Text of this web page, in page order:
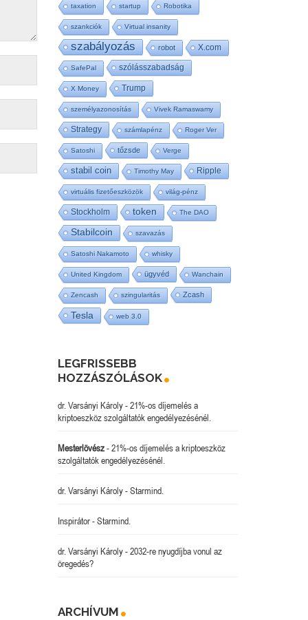
taxation startup Robotika
szankciók Virtual insanity
szabályozás robot X.com
SafePal szólásszabadság
X Money Trump
személyazonosítás Vivek Ramaswamy
Strategy számlapénz Roger Ver
Satoshi tőzsde Verge
stabil coin Timothy May Ripple
virtuális fizetőeszközök világ-pénz
Stockholm token The DAO
Stabilcoin szavazás
Satoshi Nakamoto whisky
United Kingdom ügyvéd Wanchain
Zencash szingularitás Zcash
Tesla web 3.0
LEGFRISSEBB
HOZZÁSZÓLÁSOK
dr. Varsányi Károly-21%-os díjemelés a
kriptoeszköz szolgáltatók engedélyezésénél.
Mesterlövész-21%-os díjemelés a kriptoeszköz
szolgáltatók engedélyezésénél.
dr. Varsányi Károly-Starmind.
Inspirátor-Starmind.
dr. Varsányi Károly-2032-re nyugdíjba vonul az
öregedés?
ARCHÍVUM